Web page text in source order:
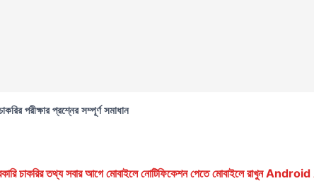
পরীক্ষার প্রশ্নের সম্পূর্ণ সমাধান
চাকরির তথ্য সবার আগে মোবাইলে নোটিফিকেশন পেতে মোবাইলে রাখুন